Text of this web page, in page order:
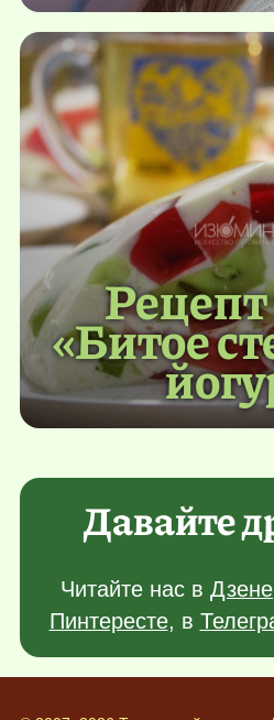
«Битое
Давайте
Читайте нас в Дзене
Пинтересте, в